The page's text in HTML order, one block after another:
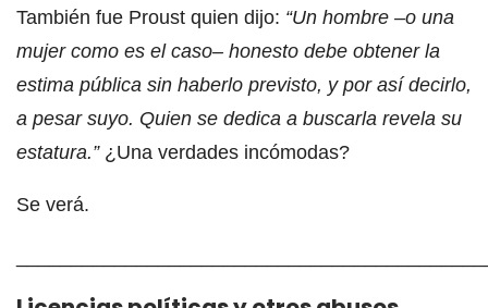
También fue Proust quien dijo: “Un hombre ­–o una
mujer como es el caso– honesto debe obtener la
estima pública sin haberlo previsto, y por así decirlo,
a pesar suyo. Quien se dedica a buscarla revela su
estatura.”¿Una verdades incómodas?
Se verá.